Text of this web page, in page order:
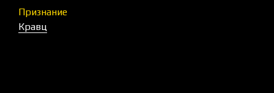
Признание
Кравц